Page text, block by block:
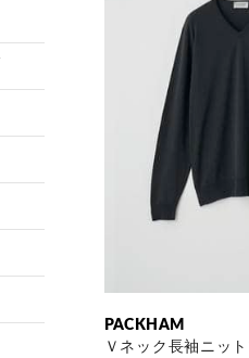
PACKHAM
Ｖネック長袖ニッ